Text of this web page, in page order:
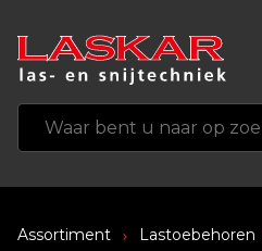
Assortiment Lastoebehoren